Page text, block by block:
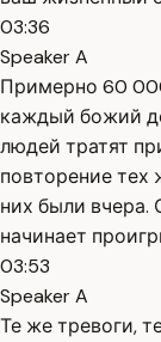
03:36
Speaker A
Примерно 60
каждый божий
людей тратят
повторение тех
них были вчера.
начинает
03:53
Speaker A
Те же тревоги,